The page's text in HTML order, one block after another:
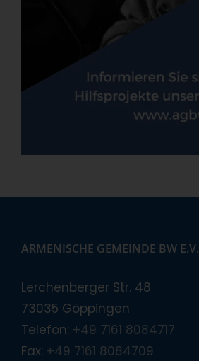
ARMENISCHE GEMEINDE BW E.V.
Lerchenberger Str. 48
73035 Göppingen
Telefon: +49 7161 8084717
Fax: +49 7161 8084709